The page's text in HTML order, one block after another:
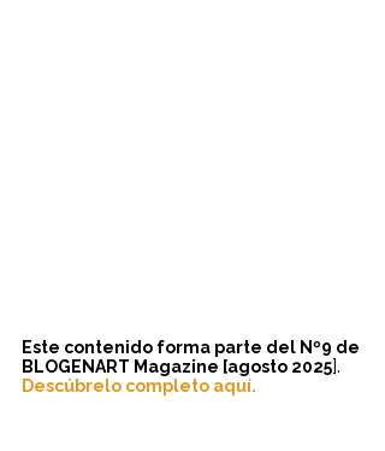
Este contenido forma parte del Nº9 de
BLOGENART Magazine [agosto 2025].
Descúbrelo completo aquí.